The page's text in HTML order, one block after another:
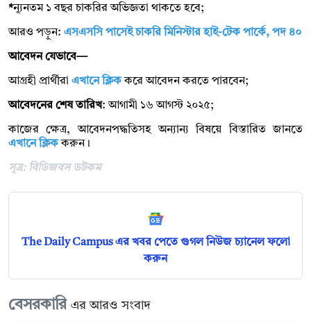
*ন্যূনতম ১ বছর চাকরির অভিজ্ঞতা থাকতে হবে;
আরও পড়ুন: এসএসসি পাসেই চাকরি মিনিস্টার হাই-টেক পার্কে, পদ ৪০
আবেদন যেভাবে—
আগ্রহী প্রার্থীরা এখানে ক্লিককরে আবেদন করতে পারবেন;
আবেদনের শেষ তারিখ: আগামী ১৬ আগস্ট ২০২৫;
কাজের ক্ষেত্র, আবেদনপদ্ধতিসহ অন্যান্য বিষয়ে বিস্তারিত জানতে
এখানে ক্লিককরুন।
সূত্র: বিডিজবস ডটকম
The Daily Campus এর খবর পেতে গুগল নিউজ চ্যানেল ফলো
করুন
বেসরকারি এর আরও সংবাদ